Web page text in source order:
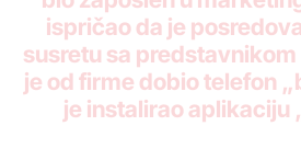
ispričao da je
susretu sa predstavnikom
je od firme dobio telefon
je instalirao aplikaciju